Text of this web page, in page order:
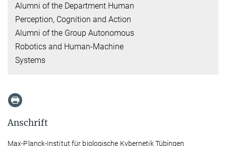
Alumni of the Department Human
Perception, Cognition and Action
Alumni of the Group Autonomous
Robotics and Human-Machine
Systems
Anschrift
Max-Planck-Institut für biologische Kybernetik Tübingen